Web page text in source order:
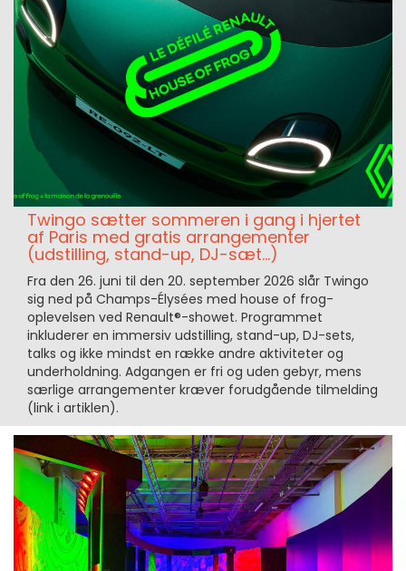
Twingo sætter sommeren i gang i hjertet
af Paris med gratis arrangementer
(udstilling, stand-up, DJ-sæt...)
Fra den 26. juni til den 20. september 2026 slår Twingo
sig ned på Champs-Élysées med house of frog-
oplevelsen ved Renault®-showet. Programmet
inkluderer en immersiv udstilling, stand-up, DJ-sets,
talks og ikke mindst en række andre aktiviteter og
underholdning. Adgangen er fri og uden gebyr, mens
særlige arrangementer kræver forudgående tilmelding
(link i artiklen).